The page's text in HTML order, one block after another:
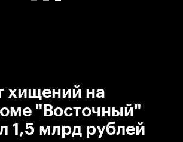
хищений на
"Восточный"
1,5 млрд рублей